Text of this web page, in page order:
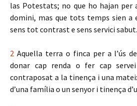
las Potestats; no que ho hajan per
domini, mas que tots temps sien a
sens tot contrast e sens servici
2 Aquella terra o finca per a l’ús
donar cap renda o fer cap servei
contraposat a la tinença i una
d’una família o un senyor i tinença